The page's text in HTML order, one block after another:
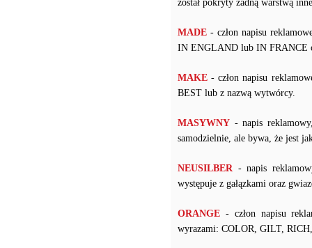
został pokryty żadną warstwą
MADE - człon napisu
IN ENGLAND lub IN FRANCE
MAKE - człon napisu
BEST lub z nazwą wytwórcy.
MASYWNY - napis
samodzielnie, ale bywa, że jest
NEUSILBER- napis
występuje z gałązkami oraz
ORANGE - człon napisu
wyrazami: COLOR, GILT,